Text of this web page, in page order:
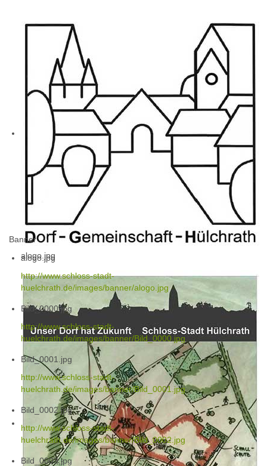
alogo.jpg
Banner
alogo.jpg
http://www.schloss-stadt-
huelchrath.de/images/banner/alogo.jpg
Bild_0000.jpg
http://www.schloss-stadt-
huelchrath.de/images/banner/Bild_0000.jpg
Bild_0001.jpg
http://www.schloss-stadt-
huelchrath.de/images/banner/Bild_0001.jpg
Bild_0002.jpg
http://www.schloss-stadt-
huelchrath.de/images/banner/Bild_0002.jpg
Bild_0003.jpg